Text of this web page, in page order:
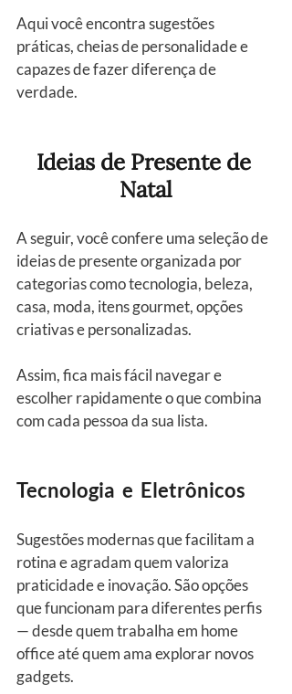
Aqui você encontra sugestões
práticas, cheias de personalidade e
capazes de fazer diferença de
verdade.
Ideias de Presente de
Natal
A seguir, você confere uma seleção de
ideias de presente organizada por
categorias como tecnologia, beleza,
casa, moda, itens gourmet, opções
criativas e personalizadas.
Assim, fica mais fácil navegar e
escolher rapidamente o que combina
com cada pessoa da sua lista.
Tecnologia  e  Eletrônicos
Sugestões modernas que facilitam a
rotina e agradam quem valoriza
praticidade e inovação. São opções
que funcionam para diferentes perfis
— desde quem trabalha em home
office até quem ama explorar novos
gadgets.